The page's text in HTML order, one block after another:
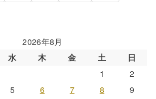
2026年8月
水 木 金 土
日
1
2
5 6 7 8
9